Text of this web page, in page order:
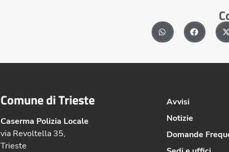
Comune di Trieste
Caserma Polizia Locale
via Revoltella 35,
Trieste
Avvisi
Notizie
Domande